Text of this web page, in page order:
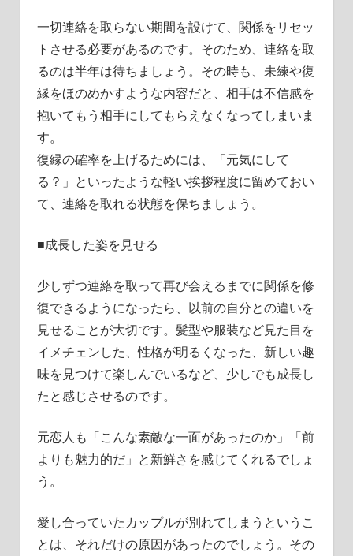
一切連絡を取らない期間を設けて、関係をリセッ
トさせる必要があるのです。そのため、連絡を取
るのは半年は待ちましょう。その時も、未練や復
縁をほのめかすような内容だと、相手は不信感を
抱いてもう相手にしてもらえなくなってしまいま
す。
復縁の確率を上げるためには、「元気にして
る？」といったような軽い挨拶程度に留めておい
て、連絡を取れる状態を保ちましょう。
■成長した姿を見せる
少しずつ連絡を取って再び会えるまでに関係を修
復できるようになったら、以前の自分との違いを
見せることが大切です。髪型や服装など見た目を
イメチェンした、性格が明るくなった、新しい趣
味を見つけて楽しんでいるなど、少しでも成長し
たと感じさせるのです。
元恋人も「こんな素敵な一面があったのか」「前
よりも魅力的だ」と新鮮さを感じてくれるでしょ
う。
愛し合っていたカップルが別れてしまうというこ
とは、それだけの原因があったのでしょう。その